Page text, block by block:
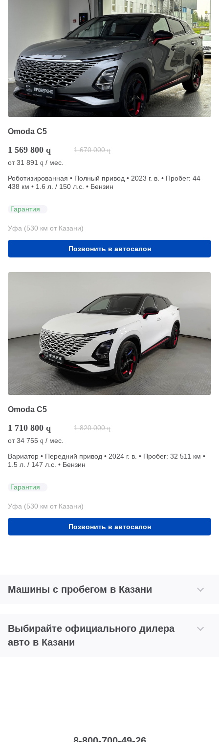
Omoda C5
1 569 800 q 1 670 000 q
от31 891 q / мес.
Роботизированная • Полный привод • 2023 г. в. • Пробег: 44
438 км • 1.6 л. / 150 л.с. • Бензин
Гарантия
Уфа (530 км от Казани)
Позвонить в автосалон
Omoda C5
1 710 800 q 1 820 000 q
от34 755 q / мес.
Вариатор • Передний привод • 2024 г. в. • Пробег: 32 511 км •
1.5 л. / 147 л.с. • Бензин
Гарантия
Уфа (530 км от Казани)
Позвонить в автосалон
Машины с пробегом в Казани
Выбирайте официального дилера
авто в Казани